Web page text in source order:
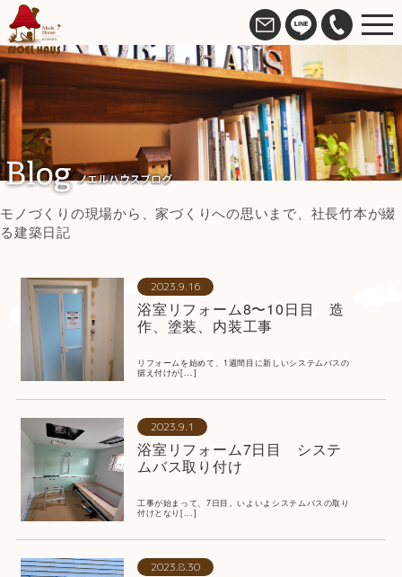
モノづくりの現場から、家づくりへの思いまで、社長竹本が綴
る建築日記
2023.9.16
浴室リフォーム8〜10日目 造
作、塗装、内装工事
リフォームを始めて、1週間目に新しいシステムバスの
据え付けが[...]
2023.9.1
浴室リフォーム7日目 システ
ムバス取り付け
工事が始まって、7日目。いよいよシステムバスの取り
付けとなり[...]
2023.8.30